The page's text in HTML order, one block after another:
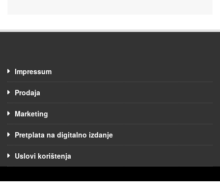
Impressum
Prodaja
Marketing
Pretplata na digitalno izdanje
Uslovi korištenja